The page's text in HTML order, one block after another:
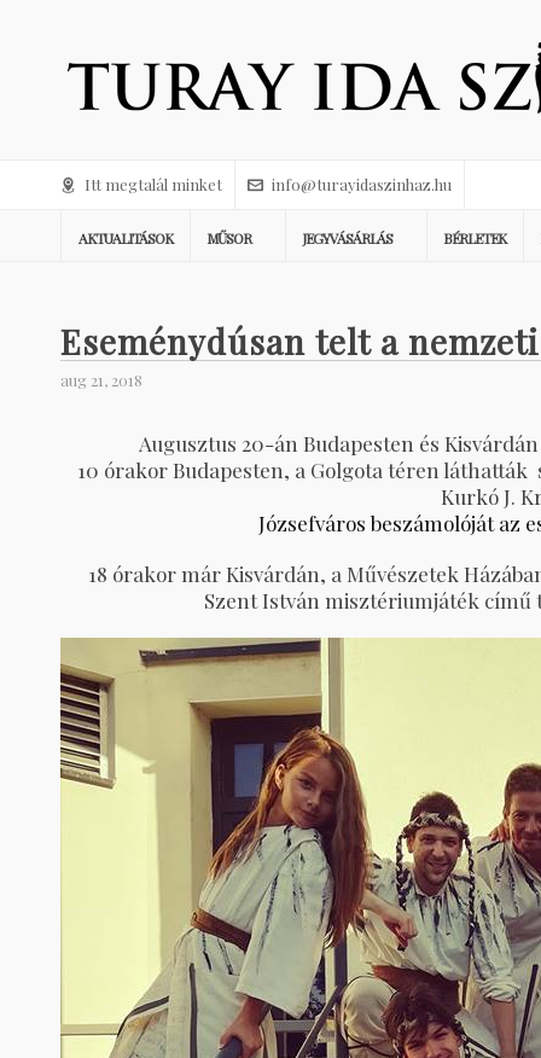
Itt megtalál minket info@turayidaszinhaz.hu
AKTUALITÁSOK MŰSOR JEGYVÁSÁRLÁS BÉRLETEK
Eseménydúsan telt a
aug 21, 2018
Augusztus 20-án Budapesten és
10 órakor Budapesten, a Golgota téren
Kurkó J.
Józsefváros beszámolóját az
18 órakor már Kisvárdán, a Művészetek
Szent István misztériumjáték